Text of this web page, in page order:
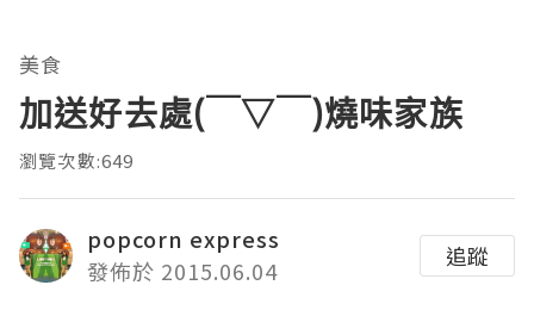
美食
加送好去處(￣▽￣)燒味家族
瀏覽次數:649
popcorn express
發佈於 2015.06.04
追蹤